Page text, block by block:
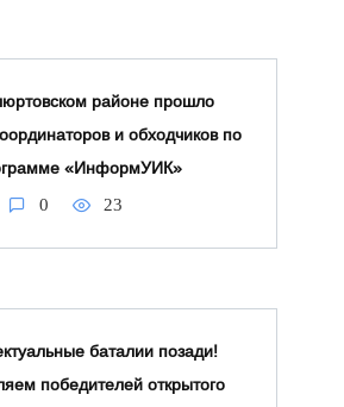
районе прошло
и обходчиков по
«ИнформУИК»
0 23
баталии позади!
победителей открытого